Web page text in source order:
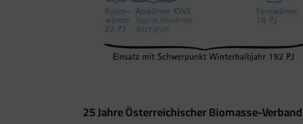
25 Jahre Österreichischer Biomasse-Verband